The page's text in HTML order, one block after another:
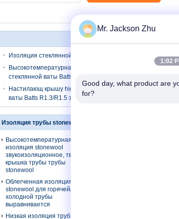
Изоляция стеклянной ваты толя Batts
Высокотемпературная упорная желтая изоляция
стеклянной ваты Batts r 3,5/r 4,0
Настилающ крышу high-density изоляция стеклянной
ваты Batts R1.3/R1.5 звукоизоляционные
Изоляция трубы stonewool
Высокотемпературная
изоляция stonewool
звукоизоляционное, твердая
крышка трубы трубы
stonewool
Облегченная изоляция трубы
stonewool для горячей/
холодной трубы
выравнивается
Низкая изоляция трубы
Mr. Jackson Zhu
1:02
Good day, what product are
for?